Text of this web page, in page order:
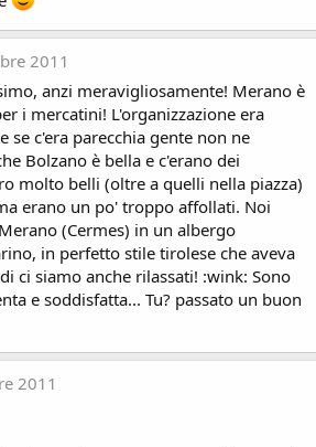
2011
anzi meravigliosamente! Merano è
i mercatini! L'organizzazione era
se c'era parecchia gente non ne
Bolzano è bella e c'erano dei
molto belli (oltre a quelli nella piazza)
erano un po' troppo affollati. Noi
(Cermes) in un albergo
in perfetto stile tirolese che aveva
ci siamo anche rilassati! :wink: Sono
e soddisfatta... Tu? passato un buon
2011